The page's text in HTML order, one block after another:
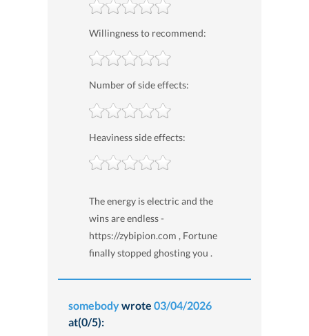
Willingness to recommend:
Number of side effects:
Heaviness side effects:
The energy is electric and the
wins are endless -
https://zybipion.com , Fortune
finally stopped ghosting you .
somebodywrote 03/04/2026
at(0/5):